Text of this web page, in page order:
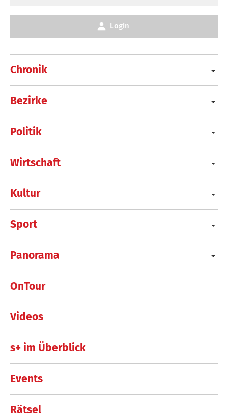
Chronik
Bezirke
Politik
Wirtschaft
Kultur
Sport
Panorama
OnTour
Videos
s+ im Überblick
Events
Rätsel
Login